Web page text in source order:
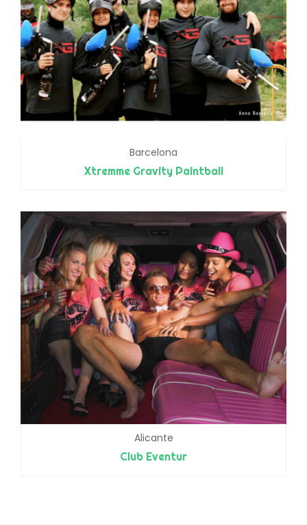
Barcelona
Xtremme Gravity Paintball
Alicante
Club Eventur